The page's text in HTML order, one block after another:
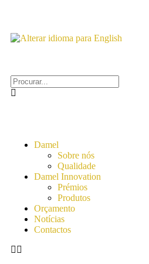
Damel
Sobre nós
Qualidade
Damel Innovation
Prémios
Produtos
Orçamento
Notícias
Contactos